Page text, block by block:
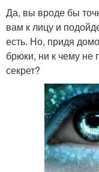
Да, вы вроде бы
вам к лицу и
есть. Но, придя
брюки, ни к чему не
секрет?